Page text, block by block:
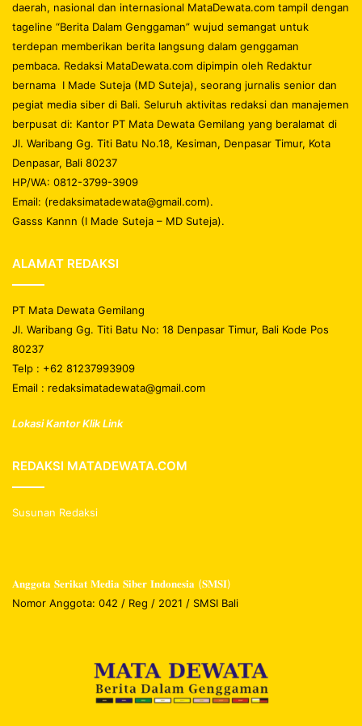
daerah, nasional dan internasional MataDewata.com tampil dengan
tageline “Berita Dalam Genggaman” wujud semangat untuk
terdepan memberikan berita langsung dalam genggaman
pembaca. Redaksi MataDewata.com dipimpin oleh Redaktur
bernama I Made Suteja (MD Suteja), seorang jurnalis senior dan
pegiat media siber di Bali. Seluruh aktivitas redaksi dan manajemen
berpusat di: Kantor PT Mata Dewata Gemilang yang beralamat di
Jl. Waribang Gg. Titi Batu No.18, Kesiman, Denpasar Timur, Kota
Denpasar, Bali 80237
HP/WA: 0812-3799-3909
Email: (redaksimatadewata@gmail.com).
Gasss Kannn (I Made Suteja – MD Suteja).
ALAMAT REDAKSI
PT Mata Dewata Gemilang
Jl. Waribang Gg. Titi Batu No: 18 Denpasar Timur, Bali Kode Pos
80237
Telp : +62 81237993909
Email : redaksimatadewata@gmail.com
Lokasi Kantor Klik Link
REDAKSI MATADEWATA.COM
Susunan Redaksi
𝐀𝐧𝐠𝐠𝐨𝐭𝐚 𝐒𝐞𝐫𝐢𝐤𝐚𝐭 𝐌𝐞𝐝𝐢𝐚 𝐒𝐢𝐛𝐞𝐫 𝐈𝐧𝐝𝐨𝐧𝐞𝐬𝐢𝐚 (𝐒𝐌𝐒𝐈)
Nomor Anggota: 042 / Reg / 2021 / SMSI Bali